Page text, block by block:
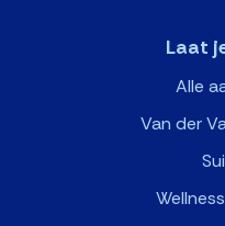
Laat
Alle
Van der